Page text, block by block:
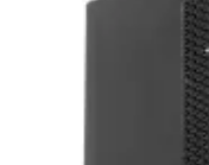
Компания
нашей
приобретенная
вам долгие
эксплуатации и